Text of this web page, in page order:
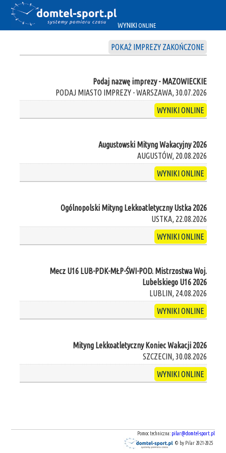
WYNIKI ONLINE
POKAŻ IMPREZY ZAKOŃCZONE
Podaj nazwę imprezy - MAZOWIECKIE
PODAJ MIASTO IMPREZY - WARSZAWA, 30.07.2026
WYNIKI ONLINE
Augustowski Mityng Wakacyjny 2026
AUGUSTÓW, 20.08.2026
WYNIKI ONLINE
Ogólnopolski Mityng Lekkoatletyczny Ustka 2026
USTKA, 22.08.2026
WYNIKI ONLINE
Mecz U16 LUB-PDK-MŁP-ŚWI-POD. Mistrzostwa Woj.
Lubelskiego U16 2026
LUBLIN, 24.08.2026
WYNIKI ONLINE
Mityng Lekkoatletyczny Koniec Wakacji 2026
SZCZECIN, 30.08.2026
WYNIKI ONLINE
Pomoc techniczna: pilar@domtel-sport.pl
© by Pilar 2021-2025